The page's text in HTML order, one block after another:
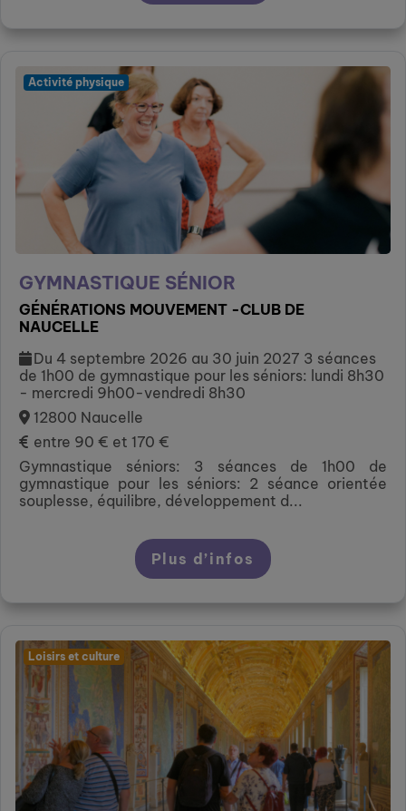
Activité physique
GYMNASTIQUE SÉNIOR
GÉNÉRATIONS MOUVEMENT -CLUB DE
NAUCELLE
Du 4 septembre 2026 au 30 juin 2027 3 séances
de 1h00 de gymnastique pour les séniors: lundi 8h30
- mercredi 9h00-vendredi 8h30
12800 Naucelle
entre 90 € et 170 €
Gymnastique séniors: 3 séances de 1h00 de
gymnastique pour les séniors: 2 séance orientée
souplesse, équilibre, développement d...
Plus d’infos
Loisirs et culture